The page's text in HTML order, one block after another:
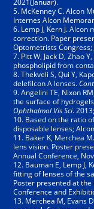
5. McKenney C. Alcon
Internes Alcon
6. Lemp J, Kern J.
correction. Paper
Optometrists Congress;
7. Pitt W, Jack D, Zhao
phospholipid from
8. Thekveli S, Qui Y,
delefilcon A lenses.
9. Angelini TE, Nixon
the surface of
Ophthalmol Vis Sci.
10. Based on the ratio
disposable lenses;
11. Baker K, Merchea
lens vision. Poster
Annual Conference,
12. Bauman E, Lemp J,
fitting of lenses of the
Poster presented at the
Conference and
13. Merchea M, Evans